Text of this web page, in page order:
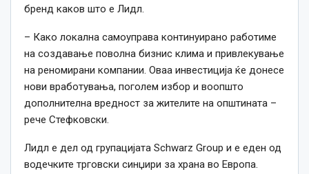
бренд каков што е Лидл.
– Како локална самоуправа континуирано работиме
на создавање поволна бизнис клима и привлекување
на реномирани компании. Оваа инвестиција ќе донесе
нови вработувања, поголем избор и воопшто
дополнителна вредност за жителите на општината –
рече Стефковски.
Лидл е дел од групацијата Schwarz Group и е еден од
водечките трговски синџири за храна во Европа.